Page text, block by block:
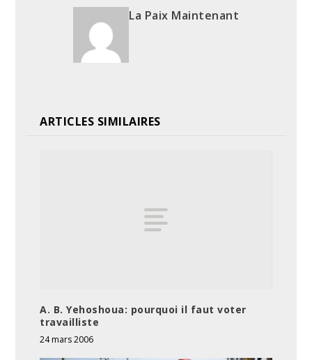
La Paix Maintenant
ARTICLES SIMILAIRES
A. B. Yehoshoua: pourquoi il faut voter
travailliste
24 mars 2006